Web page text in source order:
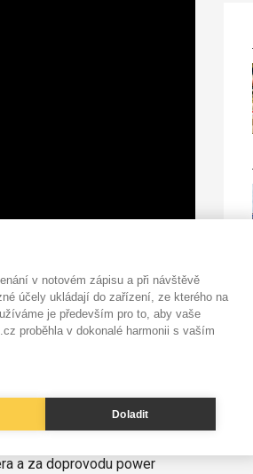
a rockovější nádech a
Queen je zcela zřetelný
a za doprovodu power
v notovém zápisu a při návštěvě
účely ukládají do zařízení, ze kterého na
je především pro to, aby vaše
proběhla v dokonalé harmonii s vaším
Doladit